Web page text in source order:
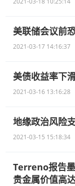
美联储会议前
2021-03-17 14:16:37
美债收益率下
2021-03-16 13:16:28
地缘政治风险
2021-03-15 15:18:34
Terreno报告
贵金属价值高